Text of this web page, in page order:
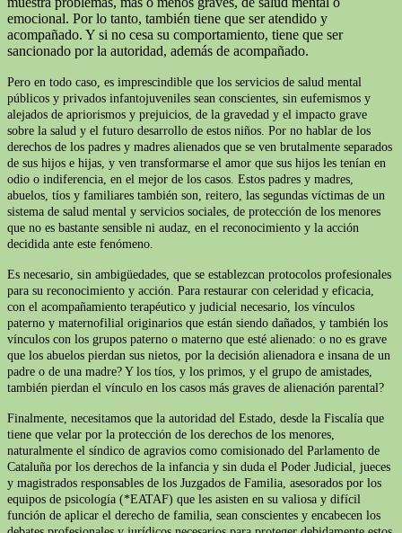
emocional. Por lo tanto, también tiene que ser atendido y
acompañado. Y si no cesa su comportamiento, tiene que ser
sancionado por la autoridad, además de acompañado.
Pero en todo caso, es imprescindible que los servicios de salud mental
públicos y privados infantojuveniles sean conscientes, sin eufemismos y
alejados de apriorismos y prejuicios, de la gravedad y el impacto grave
sobre la salud y el futuro desarrollo de estos niños. Por no hablar de los
derechos de los padres y madres alienados que se ven brutalmente separados
de sus hijos e hijas, y ven transformarse el amor que sus hijos les tenían en
odio o indiferencia, en el mejor de los casos. Estos padres y madres,
abuelos, tíos y familiares también son, reitero, las segundas víctimas de un
sistema de salud mental y servicios sociales, de protección de los menores
que no es bastante sensible ni audaz, en el reconocimiento y la acción
decidida ante este fenómeno.
Es necesario, sin ambigüedades, que se establezcan protocolos profesionales
para su reconocimiento y acción. Para restaurar con celeridad y eficacia,
con el acompañamiento terapéutico y judicial necesario, los vínculos
paterno y maternofilial originarios que están siendo dañados, y también los
vínculos con los grupos paterno o materno que esté alienado: o no es grave
que los abuelos pierdan sus nietos, por la decisión alienadora e insana de un
padre o de una madre? Y los tíos, y los primos, y el grupo de amistades,
también pierdan el vínculo en los casos más graves de alienación parental?
Finalmente, necesitamos que la autoridad del Estado, desde la Fiscalía que
tiene que velar por la protección de los derechos de los menores,
naturalmente el síndico de agravios como comisionado del Parlamento de
Cataluña por los derechos de la infancia y sin duda el Poder Judicial, jueces
y magistrados responsables de los Juzgados de Familia, asesorados por los
equipos de psicología (*EATAF) que les asisten en su valiosa y difícil
función de aplicar el derecho de familia, sean conscientes y encabecen los